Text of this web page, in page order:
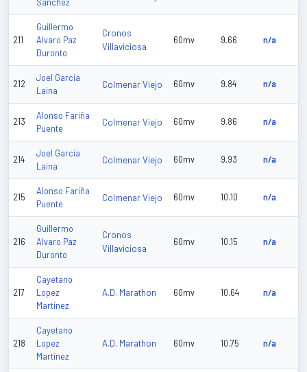
Sanchez
211
Guillermo
Alvaro Paz
Duronto
Cronos
Villaviciosa
60mv 9.66 n/a
212
Joel Garcia
Laina
Colmenar Viejo 60mv 9.84 n/a
213
Alonso Fariña
Puente
Colmenar Viejo 60mv 9.86 n/a
214
Joel Garcia
Laina
Colmenar Viejo 60mv 9.93 n/a
215
Alonso Fariña
Puente
Colmenar Viejo 60mv 10.10 n/a
216
Guillermo
Alvaro Paz
Duronto
Cronos
Villaviciosa
60mv 10.15 n/a
217
Cayetano
Lopez
Martinez
A.D. Marathon 60mv 10.64 n/a
218
Cayetano
Lopez
Martinez
A.D. Marathon 60mv 10.75 n/a